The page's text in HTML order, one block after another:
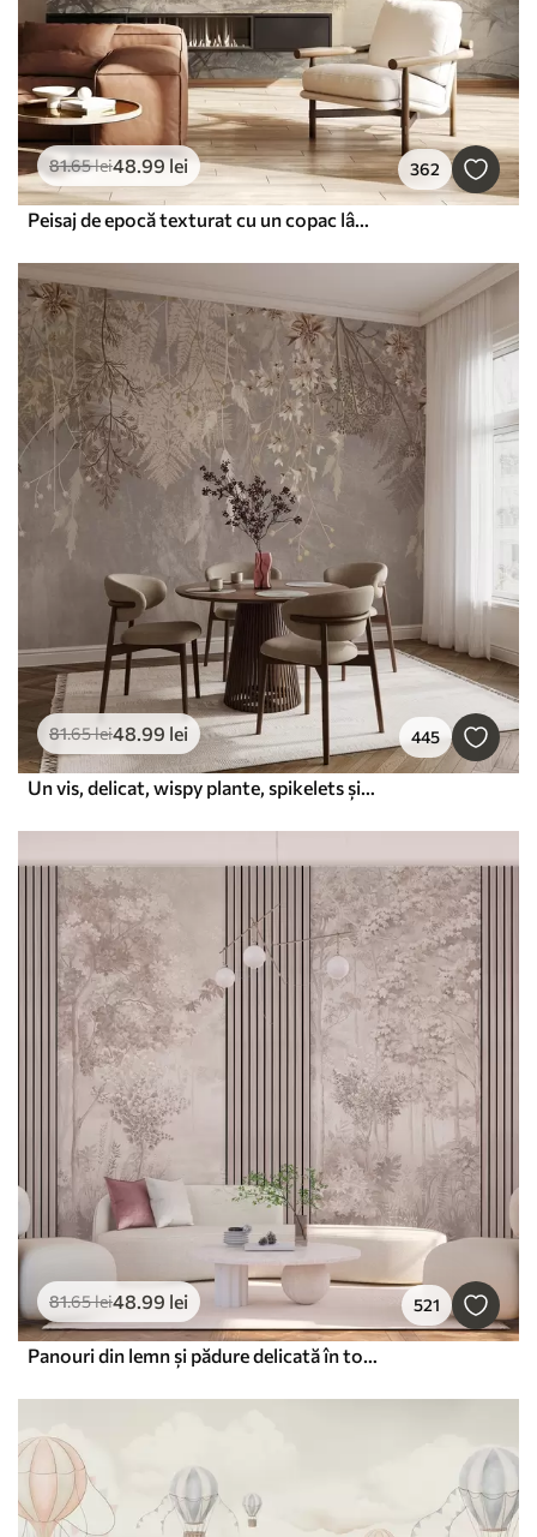
81.65lei48.99lei 362
Peisaj de epocă texturat cu un copac lângă râu și un cer înnorat, arta naturii în tonuri sepia
81.65lei48.99 lei 445
Un vis, delicat, wispy plante, spikelets și flori în culori pastelate maro pe un fundal cețos, texturat
81.65lei48.99 lei 521
Panouri din lemn și pădure delicată în tonuri roz